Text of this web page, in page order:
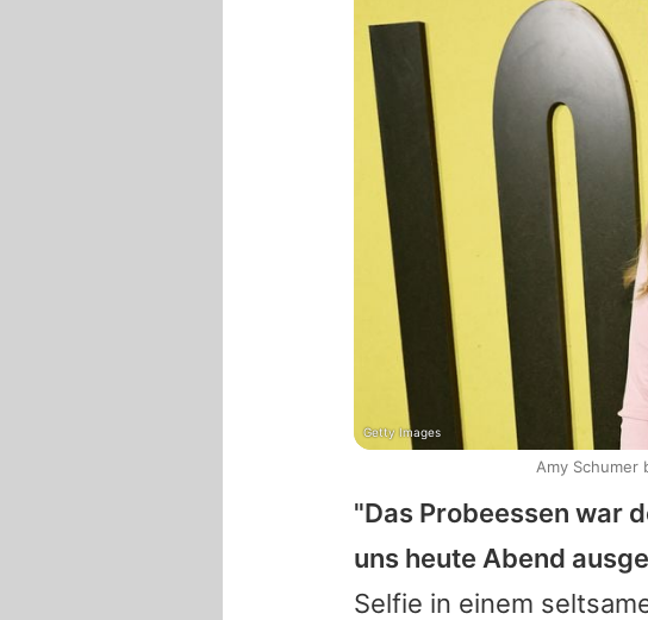
"Das Probeessen war
uns heute Abend
Selfie in einem
Getty Images
Amy Schumer